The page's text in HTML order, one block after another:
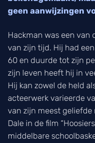
geen aanwijzingen
Hackman was een van
van zijn tijd. Hij had
60 en duurde tot zijn
zijn leven heeft hij in
Hij kan zowel de held
acteerwerk varieerde
van zijn meest geliefde
Dale in de film
middelbare